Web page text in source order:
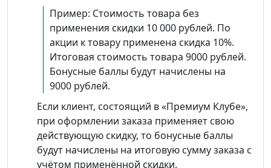
Пример: Стоимость товара без
применения скидки 10 000 рублей. По
акции к товару применена скидка 10%.
Итоговая стоимость товара 9000 рублей.
Бонусные баллы будут начислены на
9000 рублей.
Если клиент, состоящий в «Премиум Клубе»,
при оформлении заказа применяет свою
действующую скидку, то бонусные баллы
будут начислены на итоговую сумму заказа с
учётом применённой скидки.